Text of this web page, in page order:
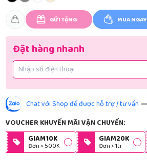
GỬI TẶNG MUA NGAY
Đặt hàng nhanh
Chat với Shop để được hỗ trợ / tư vấn
VOUCHER KHUYẾN MÃI VẬN CHUYỂN:
GIAM10K
Đơn > 500K
GIAM20K
Đơn > 1tr